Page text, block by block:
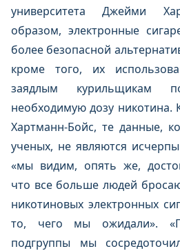
университета Джейми
образом, электронные
более безопасной
кроме того, их
заядлым курильщикам
необходимую дозу никотина.
Хартманн-Бойс, те данные,
ученых, не являются
«мы видим, опять же,
что все больше людей
никотиновых электронных
то, чего мы ожидали».
подгруппы мы